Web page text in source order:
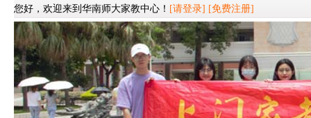
您好，欢迎来到华南师大家教中心！ [请登录] [免费注册]